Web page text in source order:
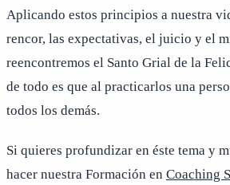
Aplicando estos principios a nuestra
rencor, las expectativas, el juicio y el
reencontremos el Santo Grial de la
de todo es que al practicarlos una
todos los demás.
Si quieres profundizar en éste tema y
hacer nuestra Formación en Coaching